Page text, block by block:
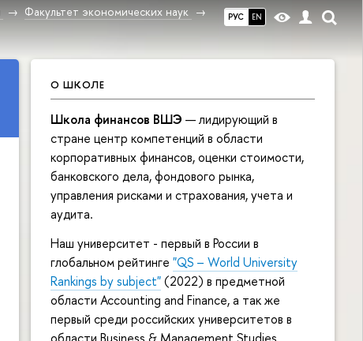
РУС EN
Факультет экономических наук
О ШКОЛЕ
Школа финансов ВШЭ — лидирующий в
стране центр компетенций в области
корпоративных финансов, оценки стоимости,
банковского дела, фондового рынка,
управления рисками и страхования, учета и
аудита.
Наш университет - первый в России в
глобальном рейтинге "QS – World University
Rankings by subject"(2022) в предметной
области Accounting and Finance, а так же
первый среди российских университетов в
области Business & Management Studies.